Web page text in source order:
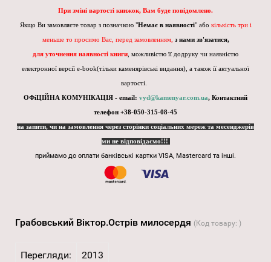
При зміні вартості книжок, Вам буде повідомлено.
Якщо Ви замовляєте товар з позначкою "Немає в наявності" або кількість три і
меньше то просимо Вас, перед замовленням, з нами зв'язатися,
для уточнення наявності книги , можливістю її додруку чи наявністю
електронної версії e-book(тільки каменярівські видання), а також її актуальної
вартості.
ОФіЦІЙНА КОМУНІКАЦІЯ - email: vyd@kamenyar.com.ua, Контактний
телефон +38-050-315-08-45
на запити, чи на замовлення через сторінки соціальних мереж та месенджерів
ми не відповідаємо!!!
приймамо до оплати банківські картки VISA, Mastercard та інші.
Грабовський Віктор.Острів милосердя (Код товару: )
Перегляди: 2013